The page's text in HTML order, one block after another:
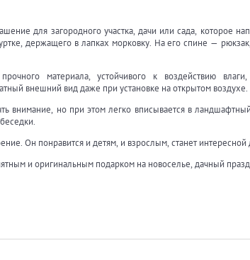
для загородного участка, дачи или сада, которое
держащего в лапках морковку. На его спине —
материала, устойчивого к воздействию
внешний вид даже при установке на открытом воздухе.
внимание, но при этом легко вписывается в
Он понравится и детям, и взрослым, станет
и оригинальным подарком на новоселье, дачный